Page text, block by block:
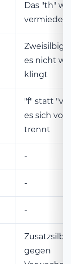
Das "th"
vermieden
Zweisilbig,
es nicht
klingt
"f" statt
es sich von
trennt
-
-
-
Zusatzsilbe
gegen